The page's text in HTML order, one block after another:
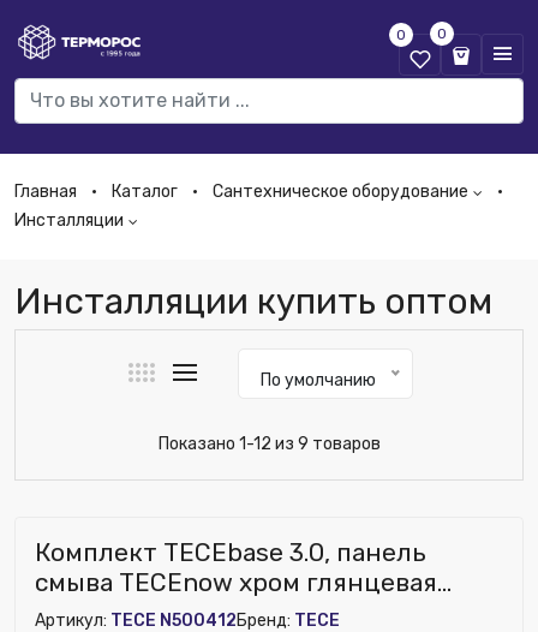
0 0
Главная Каталог
Сантехническое оборудование
Инсталляции
Инсталляции купить оптом
По умолчанию
Показано 1-12 из 9 товаров
Комплект TECEbase 3.0, панель
смыва TECEnow хром глянцевая
(латунный вентиль)
Артикул: TECE N500412Бренд: TECE